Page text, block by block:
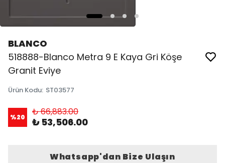
BLANCO
518888-Blanco Metra 9 E Kaya Gri Köşe
Granit Eviye
Ürün Kodu: ST03577
%20 ₺ 66,883.00
₺ 53,506.00
Whatsapp'dan Bize Ulaşın